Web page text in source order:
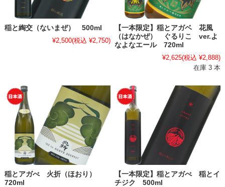
稲と綯交（ないまぜ） 500ml
¥2,500(税込 ¥2,750)
【一本限定】稲とアガベ 花風
（はなかぜ） ぐるりこ ver.よ
なよなエール 720ml
¥2,625(税込 ¥2,888)
在庫 3 本
稲とアガべ 火折（ほおり）
720ml
【一本限定】稲とアガべ 稲とイ
チジク 500ml